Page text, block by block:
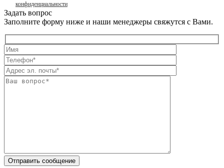
конфиденциальности
Задать вопрос
Заполните форму ниже и наши менеджеры свяжутся с Вами.
Отправить сообщение